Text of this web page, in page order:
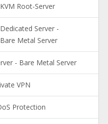
Root-Server
Server -
Metal Server
- Bare Metal Server
VPN
Protection